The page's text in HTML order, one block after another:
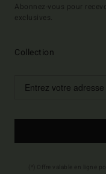
Abonnez-vous pour
exclusives.
Collection